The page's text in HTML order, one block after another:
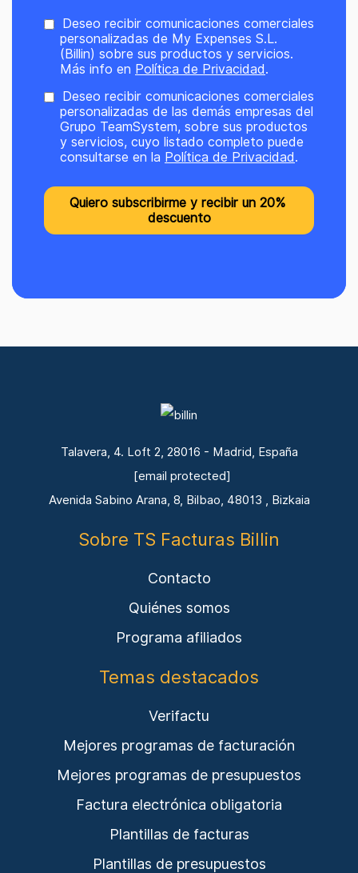
Deseo recibir comunicaciones comerciales
personalizadas de My Expenses S.L.
(Billin) sobre sus productos y servicios.
Más info en Política de Privacidad.
Deseo recibir comunicaciones comerciales
personalizadas de las demás empresas del
Grupo TeamSystem, sobre sus productos
y servicios, cuyo listado completo puede
consultarse en la Política de Privacidad.
Talavera, 4. Loft 2, 28016 - Madrid, España
[email protected]
Avenida Sabino Arana, 8, Bilbao, 48013 , Bizkaia
Sobre TS Facturas Billin
Contacto
Quiénes somos
Programa afiliados
Temas destacados
Verifactu
Mejores programas de facturación
Mejores programas de presupuestos
Factura electrónica obligatoria
Plantillas de facturas
Plantillas de presupuestos